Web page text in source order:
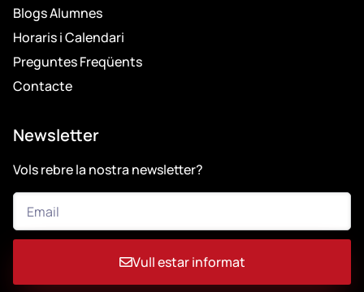
Blogs Alumnes
Horaris i Calendari
Preguntes Freqüents
Contacte
Newsletter
Vols rebre la nostra newsletter?
Vull estar informat